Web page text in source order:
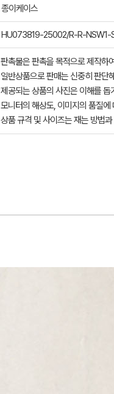
종이케이스
HU073819-25002/R-R-NSW1-
판촉물은 판촉을 목적으로 제작하
일반상품으로 판매는 신중히 판단
제공되는 상품의 사진은 이해를
모니터의 해상도, 이미지의 품질
상품 규격 및 사이즈는 재는 방법